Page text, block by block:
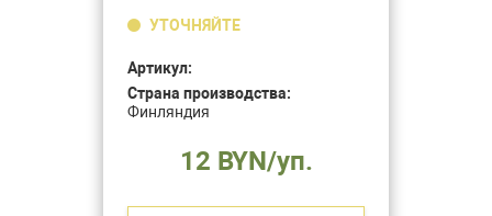
УТОЧНЯЙТЕ
Артикул:
Страна производства:
Финляндия
12 BYN/уп.